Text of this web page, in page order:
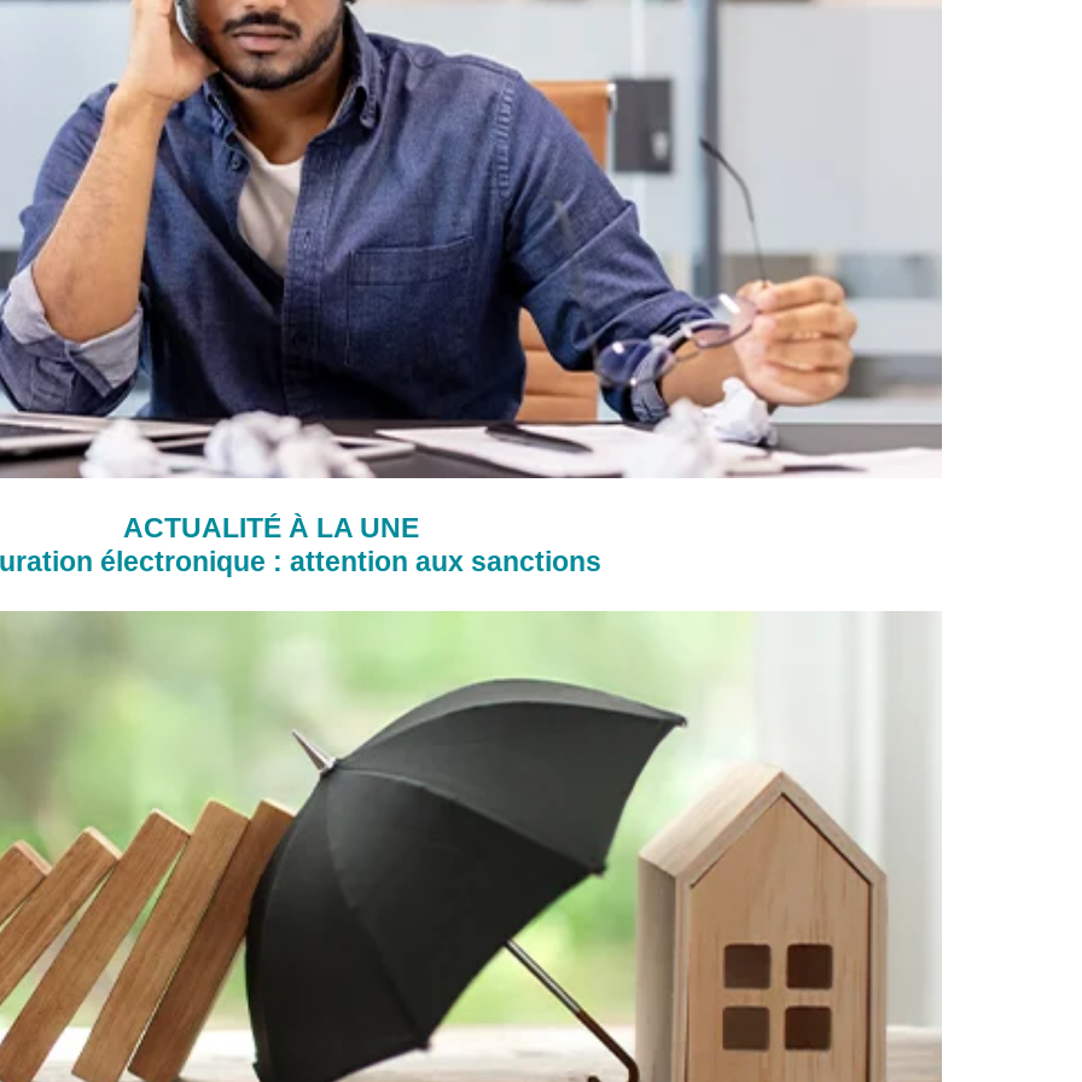
ACTUALITÉ À LA UNE
électronique : attention aux sanctions